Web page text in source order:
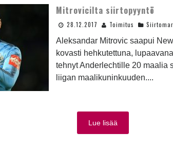
Mitrovicilta siirtopyyntö
28.12.2017 Toimitus
Aleksandar Mitrovic saapui
kovasti hehkutettuna,
tehnyt Anderlechtille 20 maalia
liigan maalikuninkuuden....
Lue lisää